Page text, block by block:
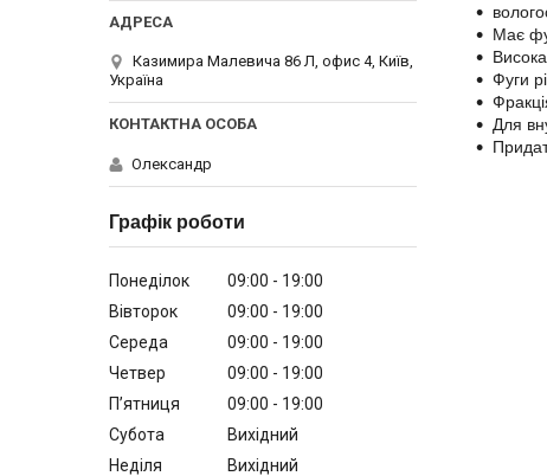
Має
Фуги
Для
Казимира Малевича 86 Л, офис 4, Київ,
Україна
Олександр
Графік роботи
Понеділок 09:00
19:00
Вівторок
09:00
19:00
Середа
09:00
19:00
Четвер
09:00
19:00
Пʼятниця
09:00
19:00
Субота
Вихідний
Неділя
Вихідний